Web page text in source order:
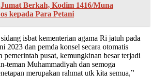
Jumat Berkah, Kodim 1416/Muna
kepada Para Petani
isbat kementerian agama Ri jatuh pada
2023 dan pemda konsel secara otomatis
pemerintah pusat, kemungkinan besar terjadi
teman Muhammadiyah dan semoga
merupakan rahmat utk kita semua,”